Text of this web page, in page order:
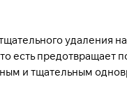
удаления
есть предотвращает
и тщательным